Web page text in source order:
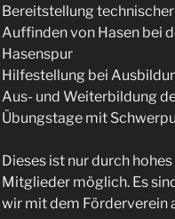
Bereitstellung
Auffinden von Hasen bei
Hasenspur
Hilfestellung bei
Aus- und Weiterbildung
Übungstage mit
Dieses ist nur durch
Mitglieder möglich. Es
wir mit dem Förderverein